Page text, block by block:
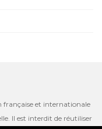
française et internationale
Il est interdit de réutiliser